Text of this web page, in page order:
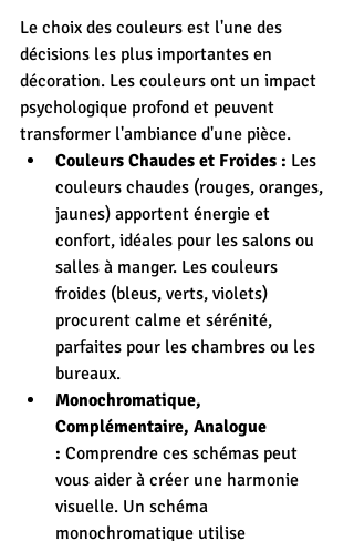
Le choix des couleurs est l'une des
décisions les plus importantes en
décoration. Les couleurs ont un impact
psychologique profond et peuvent
transformer l'ambiance d'une pièce.
Couleurs Chaudes et Froides : Les
couleurs chaudes (rouges, oranges,
jaunes) apportent énergie et
confort, idéales pour les salons ou
salles à manger. Les couleurs
froides (bleus, verts, violets)
procurent calme et sérénité,
parfaites pour les chambres ou les
bureaux.
Monochromatique,
Complémentaire, Analogue
: Comprendre ces schémas peut
vous aider à créer une harmonie
visuelle. Un schéma
monochromatique utilise